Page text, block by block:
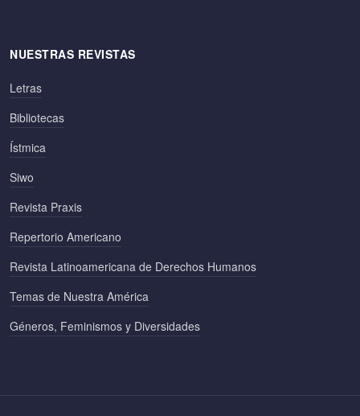
NUESTRAS REVISTAS
Letras
Bibliotecas
Ístmica
Siwo
Revista Praxis
Repertorio Americano
Revista Latinoamericana de Derechos Humanos
Temas de Nuestra América
Géneros, Feminismos y Diversidades